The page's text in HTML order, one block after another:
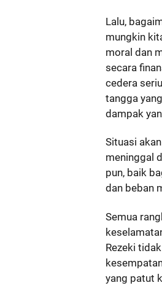
Lalu,
mungkin
moral dan
secara
cedera
tangga
dampak
Situasi
meninggal
pun, baik
dan beban
Semua
Rezeki
yang patut